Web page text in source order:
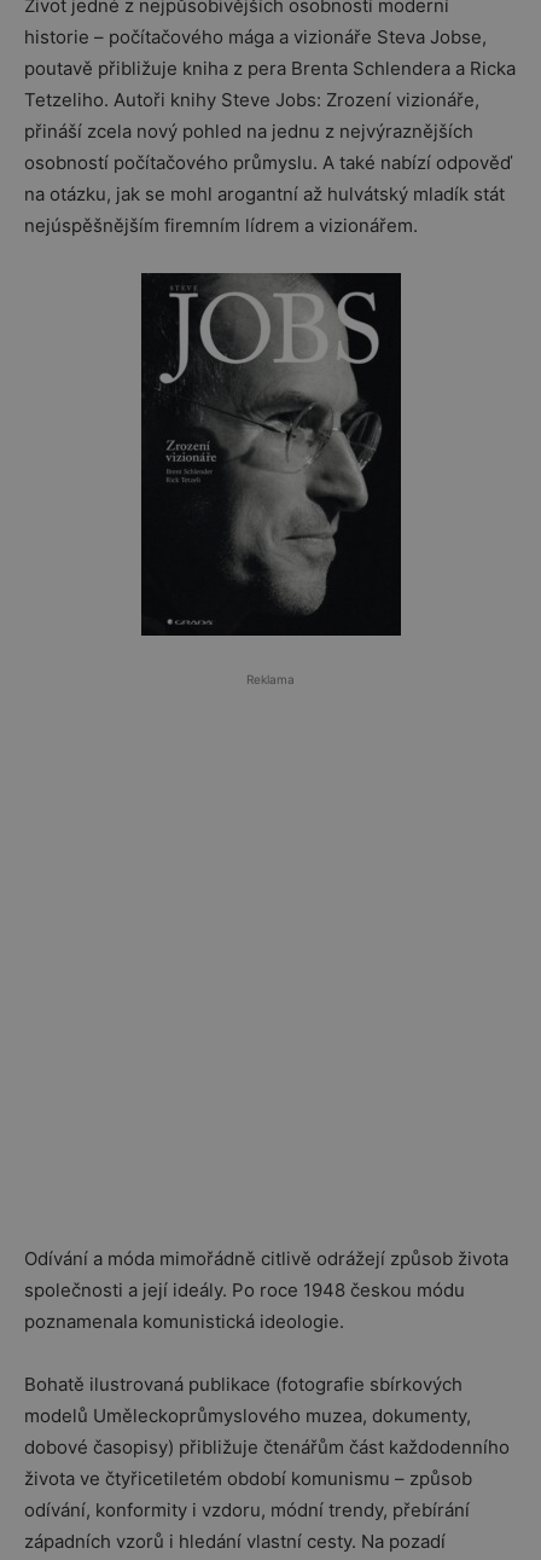
Život jedné z nejpůsobivějších osobností moderní
historie – počítačového mága a vizionáře Steva Jobse,
poutavě přibližuje kniha z pera Brenta Schlendera a Ricka
Tetzeliho. Autoři knihy Steve Jobs: Zrození vizionáře,
přináší zcela nový pohled na jednu z nejvýraznějších
osobností počítačového průmyslu. A také nabízí odpověď
na otázku, jak se mohl arogantní až hulvátský mladík stát
nejúspěšnějším firemním lídrem a vizionářem.
Reklama
Odívání a móda mimořádně citlivě odrážejí způsob života
společnosti a její ideály. Po roce 1948 českou módu
poznamenala komunistická ideologie.
Bohatě ilustrovaná publikace (fotografie sbírkových
modelů Uměleckoprůmyslového muzea, dokumenty,
dobové časopisy) přibližuje čtenářům část každodenního
života ve čtyřicetiletém období komunismu – způsob
odívání, konformity i vzdoru, módní trendy, přebírání
západních vzorů i hledání vlastní cesty. Na pozadí